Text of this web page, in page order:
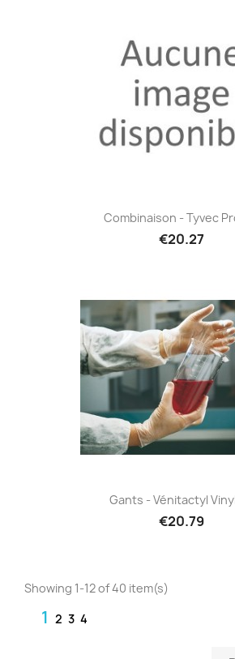
Combinaison - Tyvec
€20.27
Gants - Vénitactyl
€20.79
Showing 1-12 of 40 item(s)
1 2 3 4